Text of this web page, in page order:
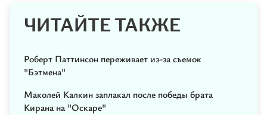
ЧИТАЙТЕ ТАКЖЕ
Роберт Паттинсон переживает из-за съемок
"Бэтмена"
Маколей Калкин заплакал после победы брата
Кирана на "Оскаре"